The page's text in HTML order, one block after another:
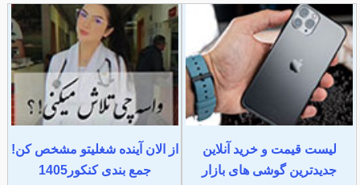
لیست قیمت و خرید آنلاین
جدیدترین گوشی های بازار
از الان آینده شغلیتو مشخص کن!
جمع بندی کنکور1405